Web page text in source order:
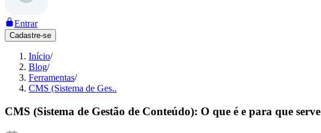
Entrar
Cadastre-se
Início/
Blog/
Ferramentas/
CMS (Sistema de Ges..
CMS (Sistema de Gestão de Conteúdo): O que é e para que serve